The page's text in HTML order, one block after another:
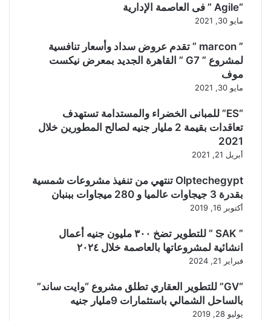
“Agile ” فى العاصمة الإدارية
مايو 30, 2021
” marcon ” تقدم عروض سداد وأسعار تنافسية
لمشروع ” G7 ” القاهرة الجديد بمعرض نيكست
موف
مايو 30, 2021
“ES” للمبانى الخضراء والمستدامة تستهدف
تعاقدات بقيمة 2 مليار جنيه لصالح المطورين خلال
2021
أبريل 21, 2021
Olptechegypt تنتهي من تنفيذ مشروعات شمسية
بقدرة 3 جيجاوات عالميا و 280 ميجاوات ببنبان
أكتوبر 16, 2019
” SAK ” للتطوير تضخ ٣٠٠ مليون جنيه أعمال
انشائية لمشروعاتها بالعاصمة خلال ٢٠٢٤
فبراير 21, 2024
“GV” للتطوير العقاري تطلق مشروع “وايت ساند”
بالساحل الشمالي باستثمارات 9مليار جنيه
يوليو 28, 2019